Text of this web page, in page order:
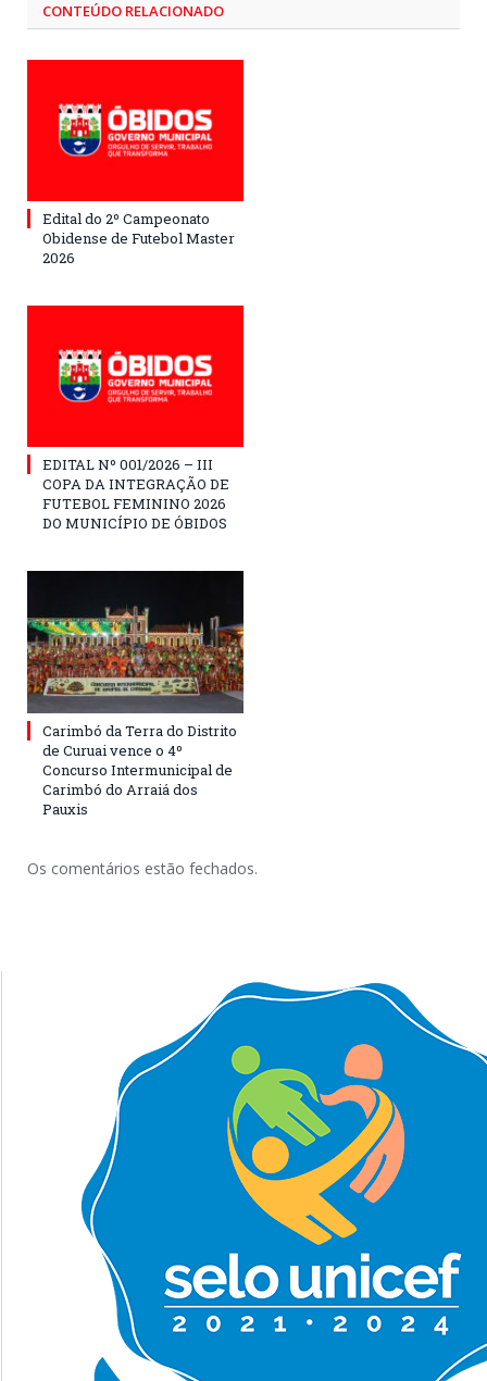
CONTEÚDO RELACIONADO
Edital do 2º Campeonato
Obidense de Futebol Master
2026
EDITAL Nº 001/2026 – III
COPA DA INTEGRAÇÃO DE
FUTEBOL FEMININO 2026
DO MUNICÍPIO DE ÓBIDOS
Carimbó da Terra do Distrito
de Curuai vence o 4º
Concurso Intermunicipal de
Carimbó do Arraiá dos
Pauxis
Os comentários estão fechados.